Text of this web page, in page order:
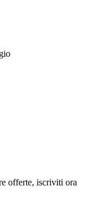
offerte, iscriviti ora